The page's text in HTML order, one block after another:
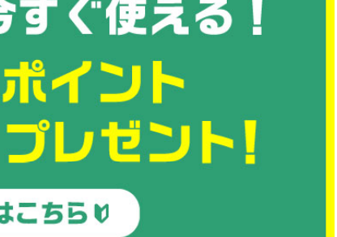
注目の特集
悩み・課題から探す